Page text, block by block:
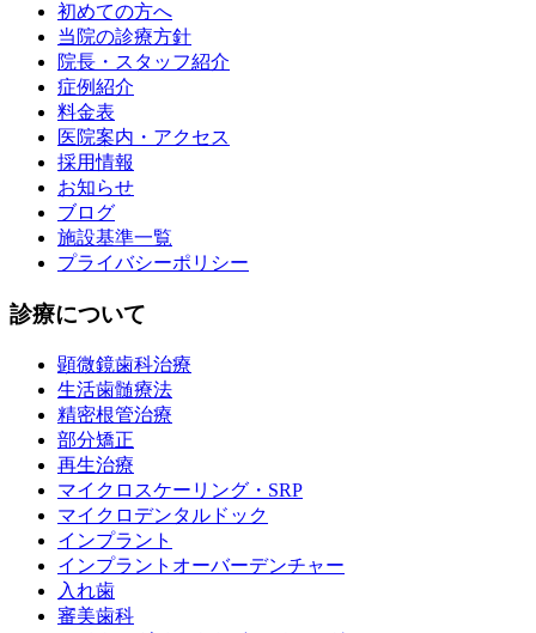
初めての方へ
当院の診療方針
院長・スタッフ紹介
症例紹介
料金表
医院案内・アクセス
採用情報
お知らせ
ブログ
施設基準一覧
プライバシーポリシー
診療について
顕微鏡歯科治療
生活歯髄療法
精密根管治療
部分矯正
再生治療
マイクロスケーリング・SRP
マイクロデンタルドック
インプラント
インプラントオーバーデンチャー
入れ歯
審美歯科